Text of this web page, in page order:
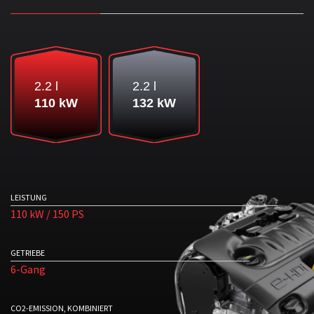
2.2 l
110 kW
2.2 l
132 kW
LEISTUNG
110 kW / 150 PS
GETRIEBE
6-Gang
CO2-EMISSION, KOMBINIERT